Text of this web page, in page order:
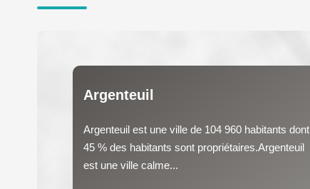
Argenteuil
Argenteuil est une ville de 104 960 habitants dont
45 % des habitants sont propriétaires.Argenteuil
est une ville calme...